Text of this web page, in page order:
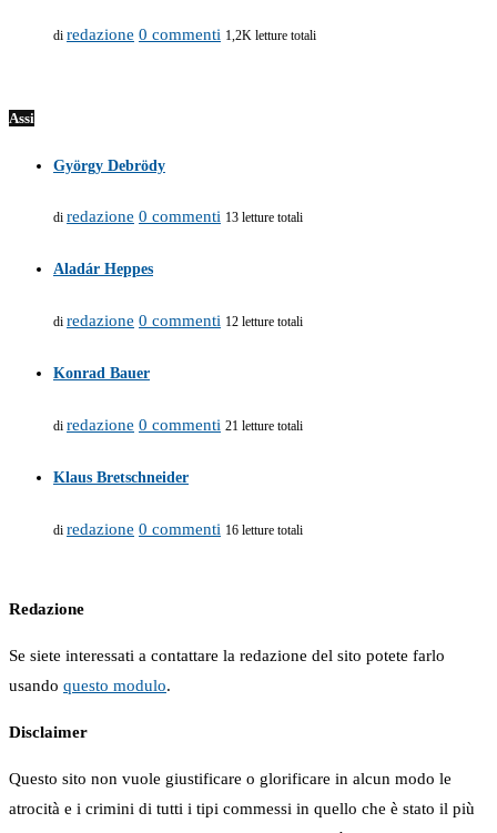
di redazione 0 commenti 1,2K letture totali
Assi
György Debrödy
di redazione 0 commenti 13 letture totali
Aladár Heppes
di redazione 0 commenti 12 letture totali
Konrad Bauer
di redazione 0 commenti 21 letture totali
Klaus Bretschneider
di redazione 0 commenti 16 letture totali
Redazione
Se siete interessati a contattare la redazione del sito potete farlo
usando questo modulo.
Disclaimer
Questo sito non vuole giustificare o glorificare in alcun modo le
atrocità e i crimini di tutti i tipi commessi in quello che è stato il più